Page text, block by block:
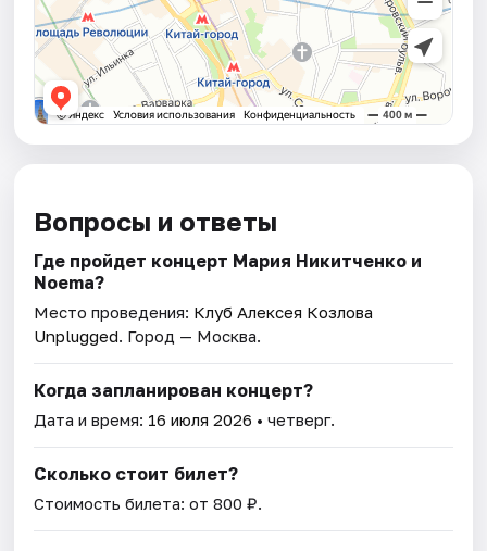
Вопросы и ответы
Где пройдет концерт Мария Никитченко и
Noema?
Место проведения: Клуб Алексея Козлова
Unplugged. Город — Москва.
Когда запланирован концерт?
Дата и время: 16 июля 2026 • четверг.
Сколько стоит билет?
Стоимость билета: от 800 ₽.